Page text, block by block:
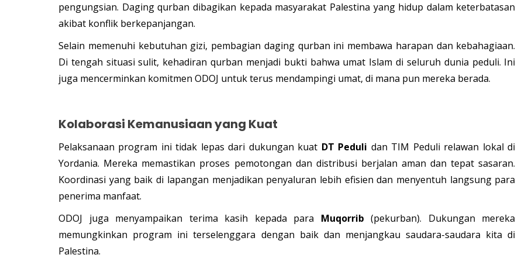
pengungsian. Daging qurban dibagikan kepada masyarakat Palestina yang hidup dalam keterbatasan
akibat konflik berkepanjangan.
Selain memenuhi kebutuhan gizi, pembagian daging qurban ini membawa harapan dan kebahagiaan.
Di tengah situasi sulit, kehadiran qurban menjadi bukti bahwa umat Islam di seluruh dunia peduli. Ini
juga mencerminkan komitmen ODOJ untuk terus mendampingi umat, di mana pun mereka berada.
Kolaborasi Kemanusiaan yang Kuat
Pelaksanaan program ini tidak lepas dari dukungan kuat DT Peduli dan TIM Peduli relawan lokal di
Yordania. Mereka memastikan proses pemotongan dan distribusi berjalan aman dan tepat sasaran.
Koordinasi yang baik di lapangan menjadikan penyaluran lebih efisien dan menyentuh langsung para
penerima manfaat.
ODOJ juga menyampaikan terima kasih kepada para Muqorrib (pekurban). Dukungan mereka
memungkinkan program ini terselenggara dengan baik dan menjangkau saudara-saudara kita di
Palestina.